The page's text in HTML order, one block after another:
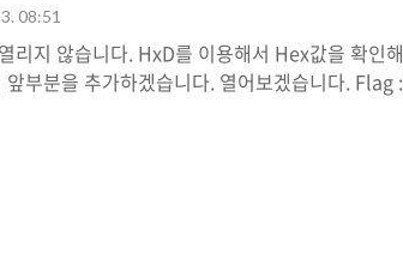
08:51
리지 않습니다. HxD를 이용해서 Hex값을 확인
부분을 추가하겠습니다. 열어보겠습니다. Flag :